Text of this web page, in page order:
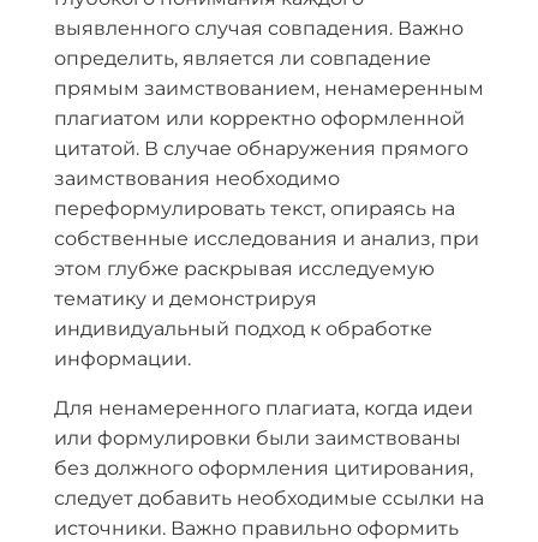
выявленного случая совпадения. Важно
определить, является ли совпадение
прямым заимствованием, ненамеренным
плагиатом или корректно оформленной
цитатой. В случае обнаружения прямого
заимствования необходимо
переформулировать текст, опираясь на
собственные исследования и анализ, при
этом глубже раскрывая исследуемую
тематику и демонстрируя
индивидуальный подход к обработке
информации.
Для ненамеренного плагиата, когда идеи
или формулировки были заимствованы
без должного оформления цитирования,
следует добавить необходимые ссылки на
источники. Важно правильно оформить